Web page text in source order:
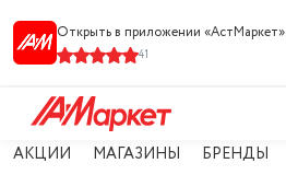
Открыть в приложении «АстМарке‪т‬»
41
АКЦИИ МАГАЗИНЫ БРЕНДЫ